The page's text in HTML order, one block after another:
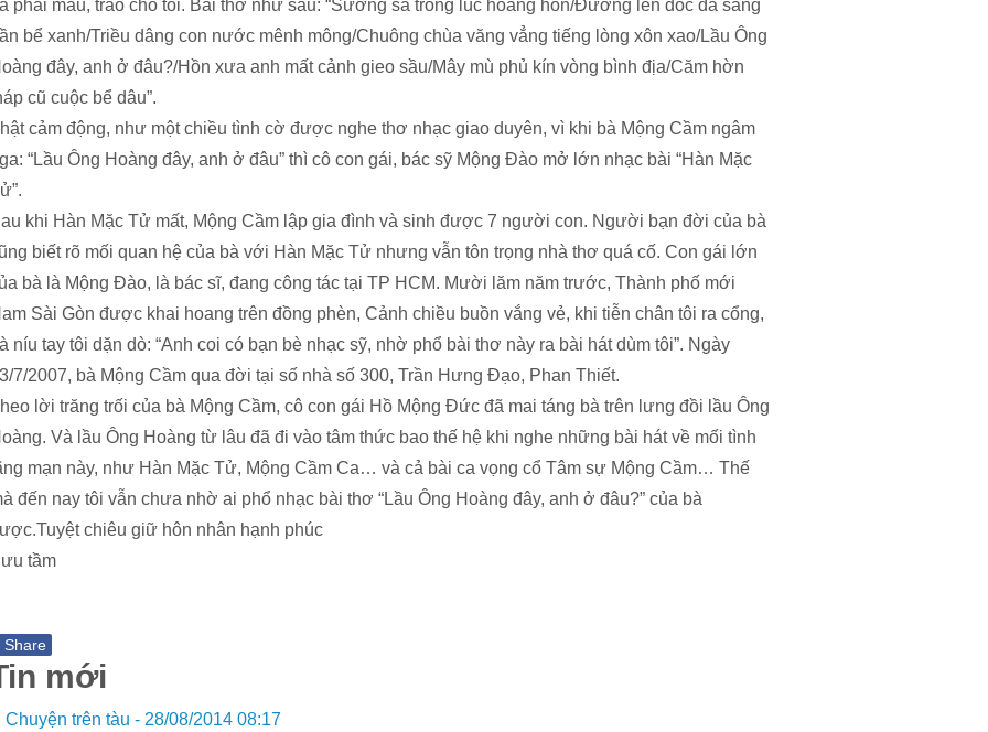
phai màu, trao cho tôi. Bài thơ như sau: “Sương sa trong lúc hoàng hôn/Đường lên dốc đá sáng
bể xanh/Triều dâng con nước mênh mông/Chuông chùa văng vẳng tiếng lòng xôn xao/Lầu Ông
đây, anh ở đâu?/Hồn xưa anh mất cảnh gieo sầu/Mây mù phủ kín vòng bình địa/Căm hờn
cũ cuộc bể dâu”.
cảm động, như một chiều tình cờ được nghe thơ nhạc giao duyên, vì khi bà Mộng Cầm ngâm
“Lầu Ông Hoàng đây, anh ở đâu” thì cô con gái, bác sỹ Mộng Đào mở lớn nhạc bài “Hàn Mặc
khi Hàn Mặc Tử mất, Mộng Cầm lập gia đình và sinh được 7 người con. Người bạn đời của bà
biết rõ mối quan hệ của bà với Hàn Mặc Tử nhưng vẫn tôn trọng nhà thơ quá cố. Con gái lớn
bà là Mộng Đào, là bác sĩ, đang công tác tại TP HCM. Mười lăm năm trước, Thành phố mới
Sài Gòn được khai hoang trên đồng phèn, Cảnh chiều buồn vắng vẻ, khi tiễn chân tôi ra cổng,
níu tay tôi dặn dò: “Anh coi có bạn bè nhạc sỹ, nhờ phổ bài thơ này ra bài hát dùm tôi”. Ngày
7/2007, bà Mộng Cầm qua đời tại số nhà số 300, Trần Hưng Đạo, Phan Thiết.
lời trăng trối của bà Mộng Cầm, cô con gái Hồ Mộng Đức đã mai táng bà trên lưng đồi lầu Ông
Và lầu Ông Hoàng từ lâu đã đi vào tâm thức bao thế hệ khi nghe những bài hát về mối tình
mạn này, như Hàn Mặc Tử, Mộng Cầm Ca… và cả bài ca vọng cổ Tâm sự Mộng Cầm… Thế
đến nay tôi vẫn chưa nhờ ai phổ nhạc bài thơ “Lầu Ông Hoàng đây, anh ở đâu?” của bà
chiêu giữ hôn nhân hạnh phúc
tầm
Share
mới
Chuyện trên tàu - 28/08/2014 08:17